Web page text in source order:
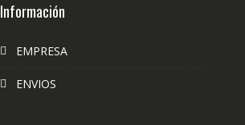
Información
EMPRESA
ENVIOS